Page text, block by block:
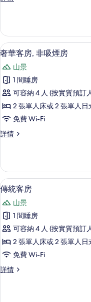
的
片
房,
吸
煙
房
的
相
片
非
吸
煙
詳
情
載
入
所
有
奢
華
房,
吸
煙
房
的
相
片
7
奢華客房, 非吸煙房
山景
1 間睡房
可容納 4 人 (按實質預訂
2 張單人床或 2 張單人日
免費 Wi-Fi
詳情
奢
非
吸
煙
房
詳
情
載
入
所
有
傳
統
房
6
傳統客房
山景
1 間睡房
可容納 4 人 (按實質預訂
2 張單人床或 2 張單人日
免費 Wi-Fi
詳情
傳